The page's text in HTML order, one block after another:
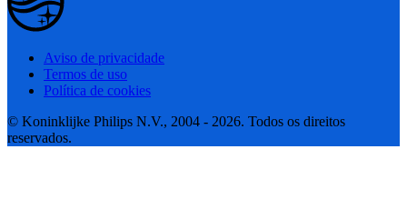
Aviso de privacidade
Termos de uso
Política de cookies
© Koninklijke Philips N.V., 2004 - 2026. Todos os direitos
reservados.